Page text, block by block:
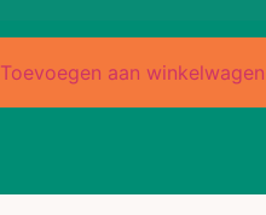
Toevoegen aan winkelwagen